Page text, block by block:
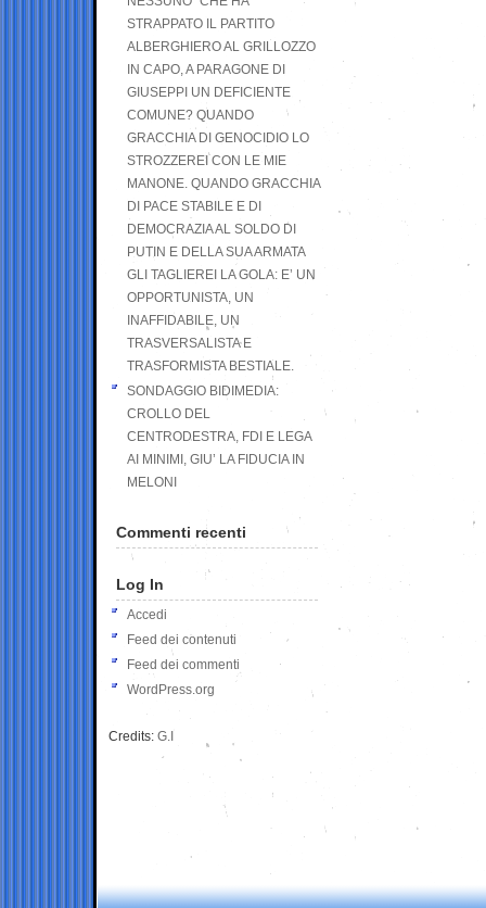
STRAPPATO IL PARTITO
ALBERGHIERO AL GRILLOZZO
IN CAPO, A PARAGONE DI
GIUSEPPI UN DEFICIENTE
COMUNE? QUANDO
GRACCHIA DI GENOCIDIO LO
STROZZEREI CON LE MIE
MANONE. QUANDO GRACCHIA
DI PACE STABILE E DI
DEMOCRAZIA AL SOLDO DI
PUTIN E DELLA SUA ARMATA
GLI TAGLIEREI LA GOLA: E’ UN
OPPORTUNISTA, UN
INAFFIDABILE, UN
TRASVERSALISTA E
TRASFORMISTA BESTIALE.
SONDAGGIO BIDIMEDIA:
CROLLO DEL
CENTRODESTRA, FDI E LEGA
AI MINIMI, GIU’ LA FIDUCIA IN
MELONI
Commenti recenti
Log In
Accedi
Feed dei contenuti
Feed dei commenti
WordPress.org
Credits: G.I